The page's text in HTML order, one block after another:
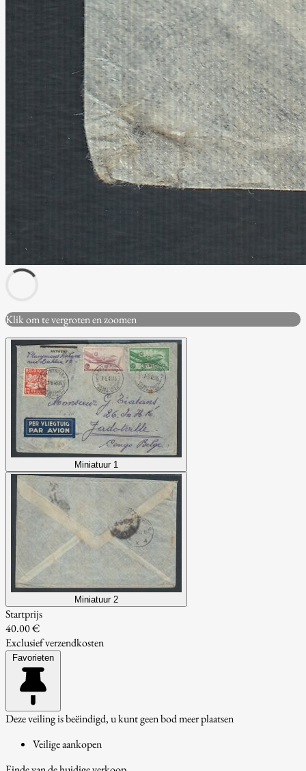
Klik om te vergroten en zoomen
Miniatuur 1
Miniatuur 2
Startprijs
40.00 €
Exclusief verzendkosten
Favorieten
Deze veiling is beëindigd, u kunt geen bod meer plaatsen
Veilige aankopen